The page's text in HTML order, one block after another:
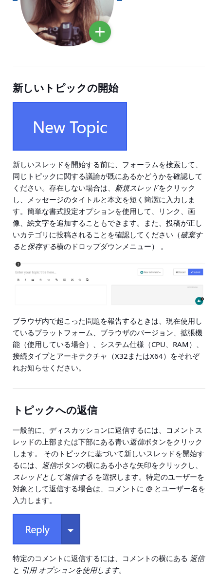
新しいトピックの開始
新しいスレッドを開始する前に、フォーラムを検索して、
同じトピックに関する議論が既にあるかどうかを確認して
ください。存在しない場合は、 新規スレッドをクリック
し、メッセージのタイトルと本文を短く簡潔に入力しま
す。簡単な書式設定オプションを使用して、リンク、画
像、絵文字を追加することもできます。また、投稿が正し
いカテゴリに投稿されることを確認してください（破棄す
ると 保存する横のドロップダウンメニュー） 。
ブラウザ内で起こった問題を報告するときは、現在使用し
ているプラットフォーム、ブラウザのバージョン、拡張機
能（使用している場合）、システム仕様（CPU、RAM）、
接続タイプとアーキテクチャ（X32またはX64）をそれぞ
れお知らせください。
トピックへの返信
一般的に、ディスカッションに返信するには、コメントス
レッドの上部または下部にある青い返信ボタンをクリック
します。 そのトピックに基づいて新しいスレッドを開始す
るには、 返信ボタンの横にある小さな矢印をクリックし、
スレッドとして返信する を選択します。特定のユーザーを
対象として返信する場合は、コメントに @ とユーザー名を
入力します。
特定のコメントに返信するには、コメントの横にある 返信
と 引用オプションを使用します。